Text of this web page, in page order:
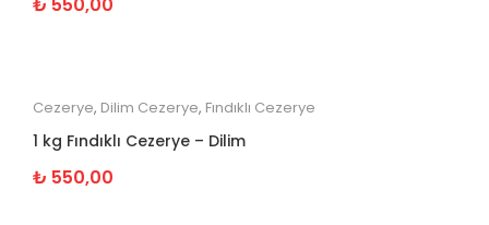
Cezerye, Dilim Cezerye, Fındıklı Cezerye
1 kg Fındıklı Cezerye – Dilim
₺ 550,00